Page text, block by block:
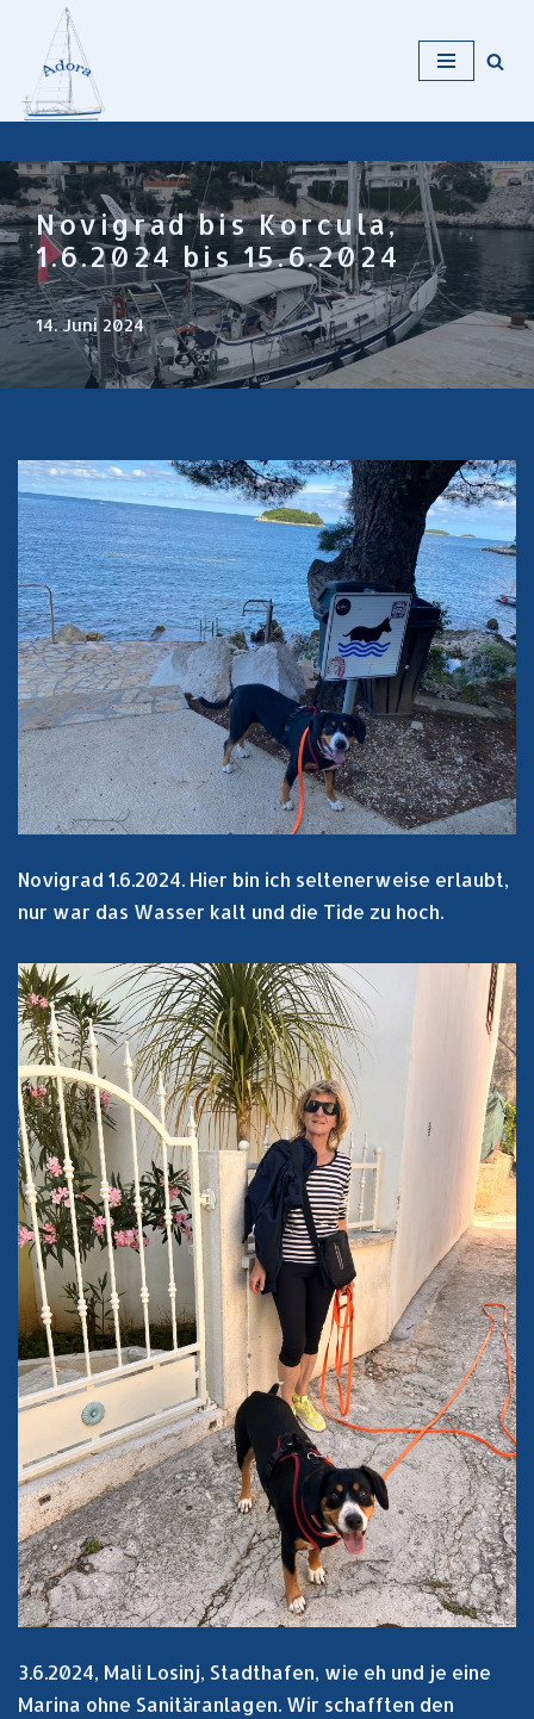
Zum
Inhalt
Novigrad bis Korcula,
1.6.2024 bis 15.6.2024
14. Juni 2024
Novigrad 1.6.2024. Hier bin ich seltenerweise erlaubt,
nur war das Wasser kalt und die Tide zu hoch.
3.6.2024, Mali Losinj, Stadthafen, wie eh und je eine
Marina ohne Sanitäranlagen. Wir schafften den